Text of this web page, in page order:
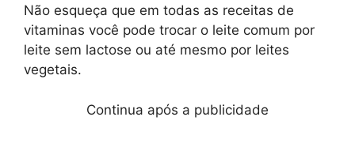
Não esqueça que em todas as receitas de
vitaminas você pode trocar o leite comum por
leite sem lactose ou até mesmo por leites
vegetais.
Continua após a publicidade